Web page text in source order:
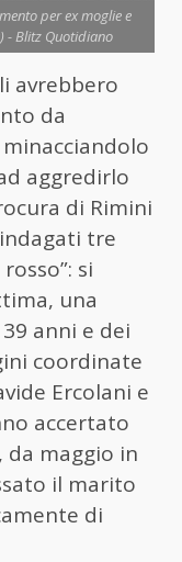
per ex moglie e
- Blitz Quotidiano
avrebbero
da
aggredirlo
di Rimini
tre
si
una
anni e dei
coordinate
Ercolani e
accertato
maggio in
il marito
di